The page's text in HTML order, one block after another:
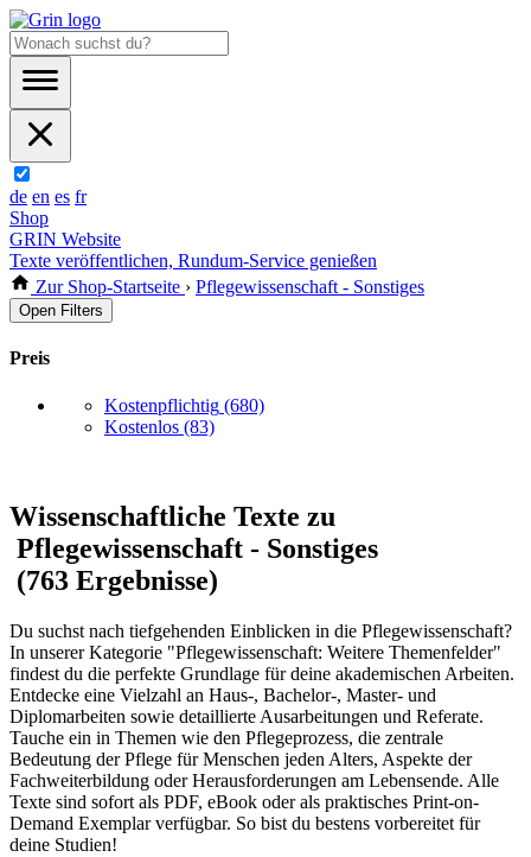
de en es fr
Shop
GRIN Website
Texte veröffentlichen, Rundum-Service genießen
Zur Shop-Startseite › Pflegewissenschaft - Sonstiges
Open Filters
Preis
Kostenpflichtig (680)
Kostenlos (83)
Wissenschaftliche Texte zu
Pflegewissenschaft - Sonstiges
(763 Ergebnisse)
Du suchst nach tiefgehenden Einblicken in die Pflegewissenschaft?
In unserer Kategorie "Pflegewissenschaft: Weitere Themenfelder"
findest du die perfekte Grundlage für deine akademischen Arbeiten.
Entdecke eine Vielzahl an Haus-, Bachelor-, Master- und
Diplomarbeiten sowie detaillierte Ausarbeitungen und Referate.
Tauche ein in Themen wie den Pflegeprozess, die zentrale
Bedeutung der Pflege für Menschen jeden Alters, Aspekte der
Fachweiterbildung oder Herausforderungen am Lebensende. Alle
Texte sind sofort als PDF, eBook oder als praktisches Print-on-
Demand Exemplar verfügbar. So bist du bestens vorbereitet für
deine Studien!